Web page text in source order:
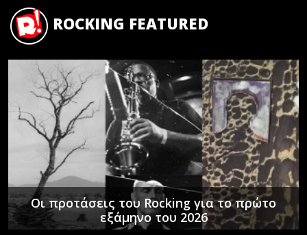
ROCKING FEATURED
Οι προτάσεις του Rocking για το πρώτο
εξάμηνο του 2026